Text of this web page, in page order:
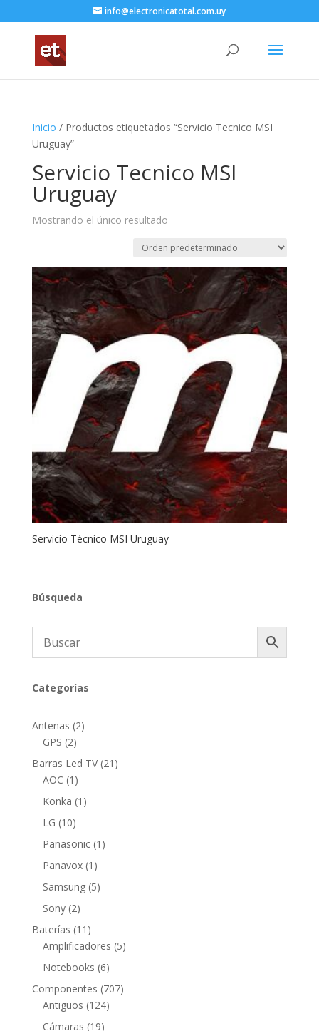
info@electronicatotal.com.uy
Inicio / Productos etiquetados “Servicio Tecnico MSI
Uruguay”
Servicio Tecnico MSI
Uruguay
Mostrando el único resultado
Servicio Técnico MSI Uruguay
Búsqueda
Categorías
Antenas 22
GPS 22
productos
Barras Led TV 21 21
AOC 1 1
producto
Konka 1 1
LG 1010
productos
Panasonic 1 1
Panavox 1 1
producto
Samsung 55
Sony 22
productos
Baterías 11 11
productos
Amplificadores 55
Notebooks 66
productos
Componentes 707707
Antiguos 124124
Cámaras 1919